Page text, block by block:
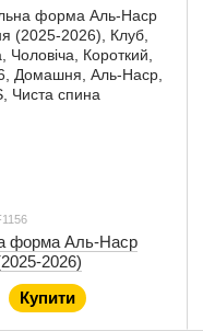
форма Аль-Наср
2026)
Купити